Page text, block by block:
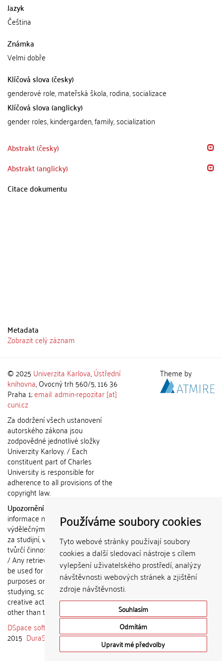
Používáme soubory cookies
Tyto webové stránky používají soubory
cookies a další sledovací nástroje s cílem
vylepšení uživatelského prostředí, analýzy
návštěvnosti webových stránek a zjištění
zdroje návštěvnosti.
Souhlasím
Odmítám
Upravit mé předvolby
Jazyk
Čeština
Známka
Velmi dobře
Klíčová slova (česky)
genderové role, mateřská škola, rodina, socializace
Klíčová slova (anglicky)
gender roles, kindergarden, family, socialization
Abstrakt (česky)
Abstrakt (anglicky)
Citace dokumentu
Metadata
Zobrazit celý záznam
© 2025 Univerzita Karlova,Ústřední
knihovna, Ovocný trh 560/5, 116 36
Praha 1;email: admin-repozitar [at]
cuni.cz
Za dodržení všech ustanovení
autorského zákona jsou
zodpovědné jednotlivé složky
Univerzity Karlovy. / Each
constituent part of Charles
University is responsible for
adherence to all provisions of the
copyright law.
Upozornění / Notice:
informace nemohou být použity k
výdělečným účelům nebo vydávány
za studijní, vědeckou nebo jinou
tvůrčí činnost jiné osoby než autora.
/ Any retrieved information shall not
be used for any commercial
purposes or claimed as results of
studying, scientific or any other
creative activities of any person
other than the author.
DSpace software
copyright © 2002-
2015 DuraSpace
Theme by